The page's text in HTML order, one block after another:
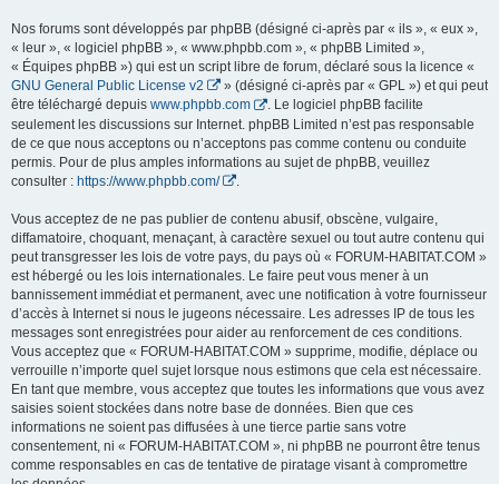
Nos forums sont développés par phpBB (désigné ci-après par « ils », « eux »,
« leur », « logiciel phpBB », « www.phpbb.com », « phpBB Limited »,
« Équipes phpBB ») qui est un script libre de forum, déclaré sous la licence «
GNU General Public License v2
» (désigné ci-après par « GPL ») et qui peut
être téléchargé depuis www.phpbb.com
. Le logiciel phpBB facilite
seulement les discussions sur Internet. phpBB Limited n’est pas responsable
de ce que nous acceptons ou n’acceptons pas comme contenu ou conduite
permis. Pour de plus amples informations au sujet de phpBB, veuillez
consulter : https://www.phpbb.com/
Vous acceptez de ne pas publier de contenu abusif, obscène, vulgaire,
diffamatoire, choquant, menaçant, à caractère sexuel ou tout autre contenu qui
peut transgresser les lois de votre pays, du pays où « FORUM-HABITAT.COM »
est hébergé ou les lois internationales. Le faire peut vous mener à un
bannissement immédiat et permanent, avec une notification à votre fournisseur
d’accès à Internet si nous le jugeons nécessaire. Les adresses IP de tous les
messages sont enregistrées pour aider au renforcement de ces conditions.
Vous acceptez que « FORUM-HABITAT.COM » supprime, modifie, déplace ou
verrouille n’importe quel sujet lorsque nous estimons que cela est nécessaire.
En tant que membre, vous acceptez que toutes les informations que vous avez
saisies soient stockées dans notre base de données. Bien que ces
informations ne soient pas diffusées à une tierce partie sans votre
consentement, ni « FORUM-HABITAT.COM », ni phpBB ne pourront être tenus
comme responsables en cas de tentative de piratage visant à compromettre